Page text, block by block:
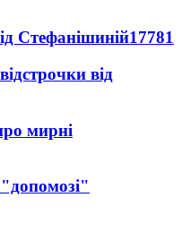
Стефанішиній17781
від
мирні